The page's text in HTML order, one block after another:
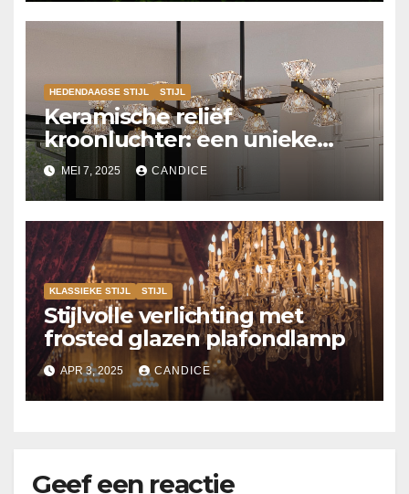
HEDENDAAGSE STIJL STIJL
Keramische reliëf
kroonluchter: een unieke
eyecatcher
MEI 7, 2025 CANDICE
KLASSIEKE STIJL STIJL
Stijlvolle verlichting met
frosted glazen plafondlamp
APR 3, 2025 CANDICE
Geef een reactie